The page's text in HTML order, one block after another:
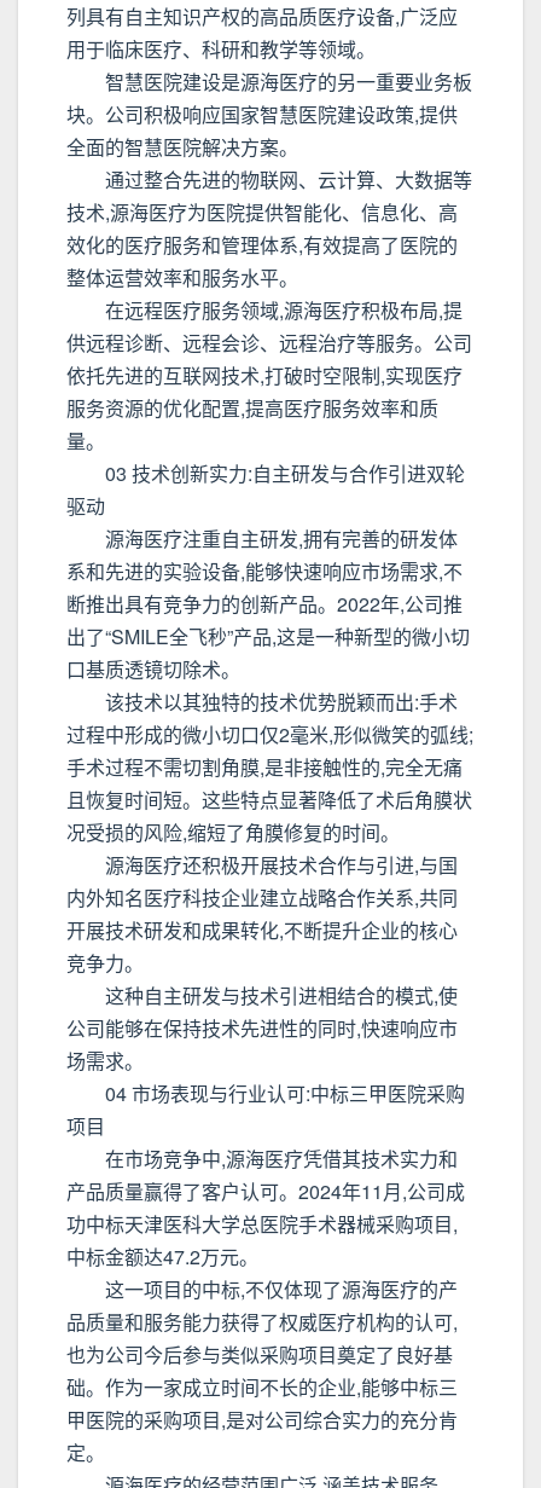
列具有自主知识产权的高品质医疗设备,广泛应
用于临床医疗、科研和教学等领域。
智慧医院建设是源海医疗的另一重要业务板
块。公司积极响应国家智慧医院建设政策,提供
全面的智慧医院解决方案。
通过整合先进的物联网、云计算、大数据等
技术,源海医疗为医院提供智能化、信息化、高
效化的医疗服务和管理体系,有效提高了医院的
整体运营效率和服务水平。
在远程医疗服务领域,源海医疗积极布局,提
供远程诊断、远程会诊、远程治疗等服务。公司
依托先进的互联网技术,打破时空限制,实现医疗
服务资源的优化配置,提高医疗服务效率和质
量。
03 技术创新实力:自主研发与合作引进双轮
驱动
源海医疗注重自主研发,拥有完善的研发体
系和先进的实验设备,能够快速响应市场需求,不
断推出具有竞争力的创新产品。2022年,公司推
出了“SMILE全飞秒”产品,这是一种新型的微小切
口基质透镜切除术。
该技术以其独特的技术优势脱颖而出:手术
过程中形成的微小切口仅2毫米,形似微笑的弧线;
手术过程不需切割角膜,是非接触性的,完全无痛
且恢复时间短。这些特点显著降低了术后角膜状
况受损的风险,缩短了角膜修复的时间。
源海医疗还积极开展技术合作与引进,与国
内外知名医疗科技企业建立战略合作关系,共同
开展技术研发和成果转化,不断提升企业的核心
竞争力。
这种自主研发与技术引进相结合的模式,使
公司能够在保持技术先进性的同时,快速响应市
场需求。
04 市场表现与行业认可:中标三甲医院采购
项目
在市场竞争中,源海医疗凭借其技术实力和
产品质量赢得了客户认可。2024年11月,公司成
功中标天津医科大学总医院手术器械采购项目,
中标金额达47.2万元。
这一项目的中标,不仅体现了源海医疗的产
品质量和服务能力获得了权威医疗机构的认可,
也为公司今后参与类似采购项目奠定了良好基
础。作为一家成立时间不长的企业,能够中标三
甲医院的采购项目,是对公司综合实力的充分肯
定。